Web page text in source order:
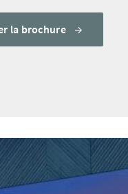
la brochure